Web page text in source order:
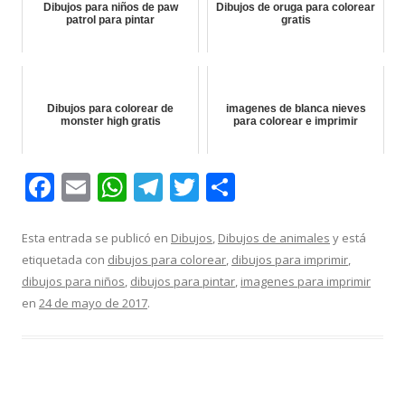
Dibujos para niños de paw
patrol para pintar
Dibujos de oruga para colorear
gratis
Dibujos para colorear de
monster high gratis
imagenes de blanca nieves
para colorear e imprimir
F
e
b
o
E
ai
l
W
at
s
A
T
e
gr
T
itt
er
m
p
Esta entrada se publicó en Dibujos, Dibujos de animales y está
etiquetada con dibujos para colorear, dibujos para imprimir,
dibujos para niños, dibujos para pintar, imagenes para imprimir
en 24 de mayo de 2017.